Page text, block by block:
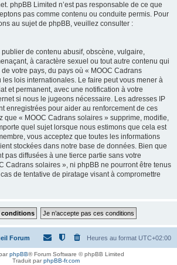
phpBB Limited n’est pas responsable de ce que
pas comme contenu ou conduite permis. Pour
au sujet de phpBB, veuillez consulter :
de contenu abusif, obscène, vulgaire,
à caractère sexuel ou tout autre contenu qui
votre pays, du pays où « MOOC Cadrans
lois internationales. Le faire peut vous mener à
et permanent, avec une notification à votre
si nous le jugeons nécessaire. Les adresses IP
enregistrées pour aider au renforcement de ces
que « MOOC Cadrans solaires » supprime, modifie,
quel sujet lorsque nous estimons que cela est
vous acceptez que toutes les informations
stockées dans notre base de données. Bien que
pas diffusées à une tierce partie sans votre
Cadrans solaires », ni phpBB ne pourront être tenus
de tentative de piratage visant à compromettre
Forum Heures au format UTC+02:00
phpBB® Forum Software © phpBB Limited
Traduit parphpBB-fr.com